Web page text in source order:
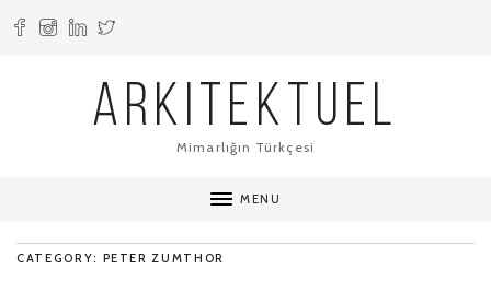
ARKITEKTUEL
Mimarlığın Türkçesi
MENU
CATEGORY: PETER ZUMTHOR